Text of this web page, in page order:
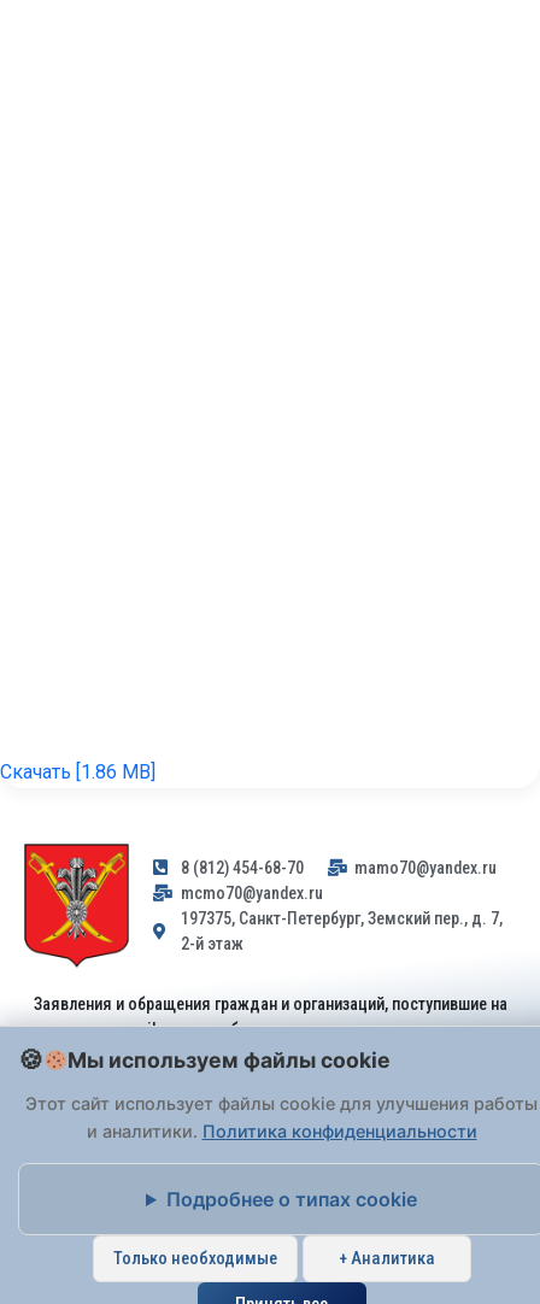
Скачать [1.86 MB]
8 (812) 454-68-70
mamo70@yandex.ru
mcmo70@yandex.ru
197375, Санкт-Петербург, Земский пер., д. 7,
2-й этаж
Заявления и обращения граждан и организаций, поступившие на
адрес email, не могут быть рассмотрены на основании
Федерального закона от 02.05.2006 № 59-ФЗ. Обращения
или лично при предъявлении паспорта.
Мы используем файлы cookie
Этот сайт использует файлы cookie для улучшения работы
и аналитики. Политика конфиденциальности
Подробнее о типах cookie
Только необходимые + Аналитика